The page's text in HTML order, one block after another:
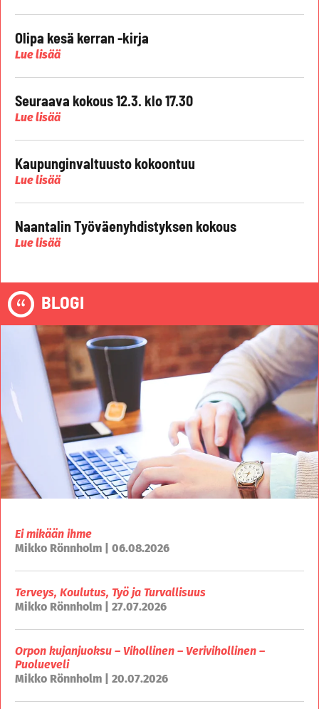
Olipa kesä kerran -kirja
Lue lisää
Seuraava kokous 12.3. klo 17.30
Lue lisää
Kaupunginvaltuusto kokoontuu
Lue lisää
Naantalin Työväenyhdistyksen kokous
Lue lisää
BLOGI
Ei mikään ihme
Mikko Rönnholm | 06.08.2026
Terveys, Koulutus, Työ ja Turvallisuus
Mikko Rönnholm | 27.07.2026
Orpon kujanjuoksu – Vihollinen – Verivihollinen –
Puolueveli
Mikko Rönnholm | 20.07.2026